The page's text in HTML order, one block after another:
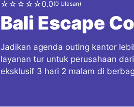
☆ ☆ ☆ ☆ ☆0.0(0 Ulasan)
Bali Escape
Jadikan agenda outing kantor
layanan tur untuk perusahaan
eksklusif 3 hari 2 malam di